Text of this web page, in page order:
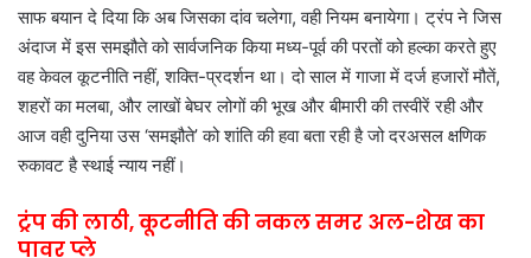
साफ बयान दे दिया कि अब जिसका दांव चलेगा, वही नियम बनायेगा। ट्रंप ने जिस
अंदाज में इस समझौते को सार्वजनिक किया मध्य-पूर्व की परतों को हल्का करते हुए
वह केवल कूटनीति नहीं, शक्ति-प्रदर्शन था। दो साल में गाजा में दर्ज हजारों मौतें,
शहरों का मलबा, और लाखों बेघर लोगों की भूख और बीमारी की तस्वीरें रही और
आज वही दुनिया उस ‘समझौते’ को शांति की हवा बता रही है जो दरअसल क्षणिक
रुकावट है स्थाई न्याय नहीं।
ट्रंप की लाठी, कूटनीति की नकल समर अल-शेख का
पावर प्ले